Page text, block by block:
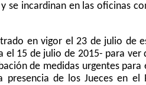
incardinan en las oficinas
en vigor el 23 de julio de
15 de julio de 2015- para ver
de medidas urgentes
de los Jueces en